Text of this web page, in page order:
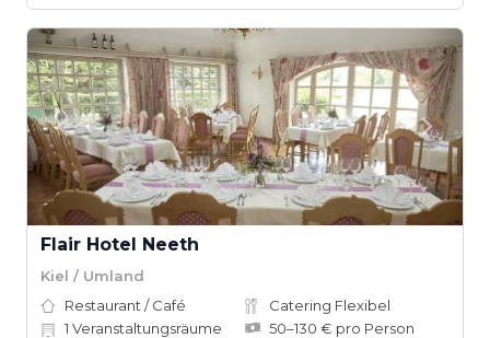
Flair Hotel Neeth
Kiel / Umland
Restaurant / Café
Catering Flexibel
1 Veranstaltungsräume
50–130 € pro Person